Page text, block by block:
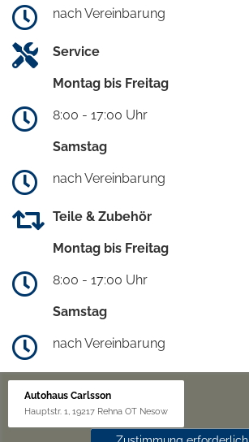
nach Vereinbarung
Service
Montag bis Freitag
8:00 - 17:00 Uhr
Samstag
nach Vereinbarung
Teile & Zubehör
Montag bis Freitag
8:00 - 17:00 Uhr
Samstag
nach Vereinbarung
Autohaus Carlsson
Hauptstr. 1, 19217 Rehna OT Nesow